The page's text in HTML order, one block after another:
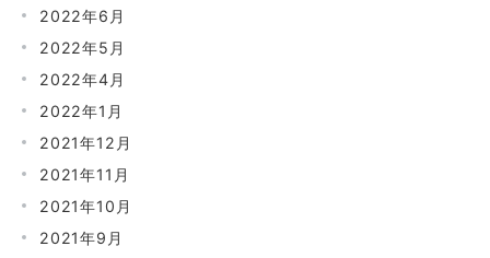
2022年6月
2022年5月
2022年4月
2022年1月
2021年12月
2021年11月
2021年10月
2021年9月